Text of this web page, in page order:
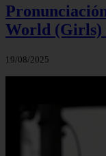
World (Girls)
19/08/2025